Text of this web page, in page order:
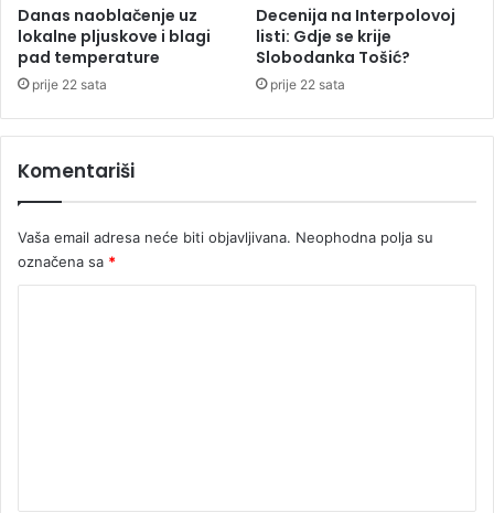
v
e
g
r
o
v
e
z
e
č
j
“
N
Danas naoblačenje uz
lokalne pljuskove i blagi
pad temperature
prije 22 sata
Decenija na Interpolovoj
listi: Gdje se krije
Slobodanka Tošić?
prije 22 sata
Komentariši
Vaša email adresa neće biti objavljivana. Neophodna polja su
označena sa *